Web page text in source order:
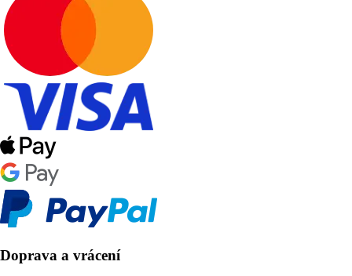
Doprava a vrácení